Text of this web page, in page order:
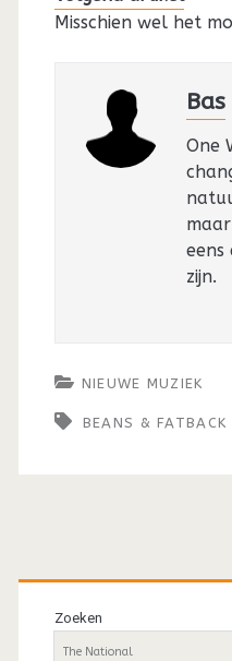
Misschien wel het
Bas
One
eens
zijn.
NIEUWE MUZIEK
BEANS & FATBACK
Primaire
sidebar
Zoeken